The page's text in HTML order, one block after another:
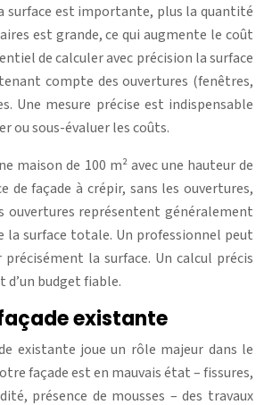
surface est importante, plus la quantité
est grande, ce qui augmente le coût
de calculer avec précision la surface
compte des ouvertures (fenêtres,
Une mesure précise est indispensable
ou sous-évaluer les coûts.
maison de 100 m² avec une hauteur de
de façade à crépir, sans les ouvertures,
ouvertures représentent généralement
la surface totale. Un professionnel peut
précisément la surface. Un calcul précis
budget fiable.
existante
existante joue un rôle majeur dans le
façade est en mauvais état – fissures,
présence de mousses – des travaux